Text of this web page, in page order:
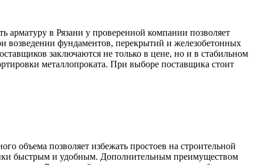
арматуру в Рязани у проверенной компании позволяет
возведении фундаментов, перекрытий и железобетонных
заключаются не только в цене, но и в стабильном
металлопроката. При выборе поставщика стоит
объема позволяет избежать простоев на строительной
быстрым и удобным. Дополнительным преимуществом